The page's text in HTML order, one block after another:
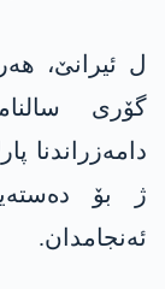
گۆری
دامەزراندنا
ژ بۆ
ئەنجامدان.